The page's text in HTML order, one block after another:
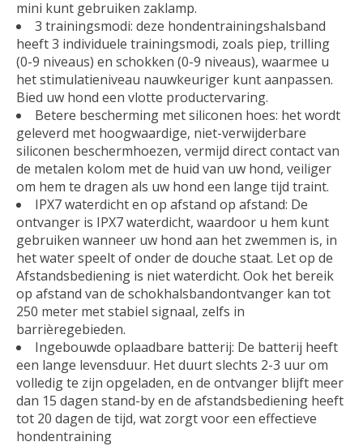
mini kunt gebruiken zaklamp.
3 trainingsmodi: deze hondentrainingshalsband
heeft 3 individuele trainingsmodi, zoals piep, trilling
(0-9 niveaus) en schokken (0-9 niveaus), waarmee u
het stimulatieniveau nauwkeuriger kunt aanpassen.
Bied uw hond een vlotte productervaring.
Betere bescherming met siliconen hoes: het wordt
geleverd met hoogwaardige, niet-verwijderbare
siliconen beschermhoezen, vermijd direct contact van
de metalen kolom met de huid van uw hond, veiliger
om hem te dragen als uw hond een lange tijd traint.
IPX7 waterdicht en op afstand op afstand: De
ontvanger is IPX7 waterdicht, waardoor u hem kunt
gebruiken wanneer uw hond aan het zwemmen is, in
het water speelt of onder de douche staat. Let op de
Afstandsbediening is niet waterdicht. Ook het bereik
op afstand van de schokhalsbandontvanger kan tot
250 meter met stabiel signaal, zelfs in
barrièregebieden.
Ingebouwde oplaadbare batterij: De batterij heeft
een lange levensduur. Het duurt slechts 2-3 uur om
volledig te zijn opgeladen, en de ontvanger blijft meer
dan 15 dagen stand-by en de afstandsbediening heeft
tot 20 dagen de tijd, wat zorgt voor een effectieve
hondentraining